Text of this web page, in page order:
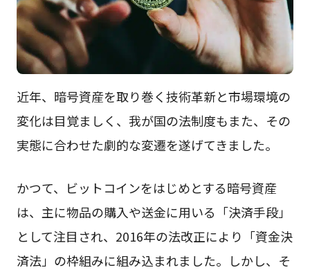
近年、暗号資産を取り巻く技術革新と市場環境の
変化は目覚ましく、我が国の法制度もまた、その
実態に合わせた劇的な変遷を遂げてきました。
かつて、ビットコインをはじめとする暗号資産
は、主に物品の購入や送金に用いる「決済手段」
として注目され、2016年の法改正により「資金決
済法」の枠組みに組み込まれました。しかし、そ